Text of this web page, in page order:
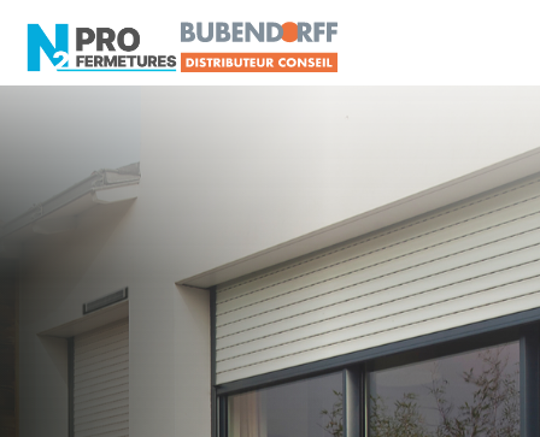
Distributeur en volets
roulants Delta Dore
Mauves-sur-Loire
Artisan, Menuisier, TPE ou PME proche de